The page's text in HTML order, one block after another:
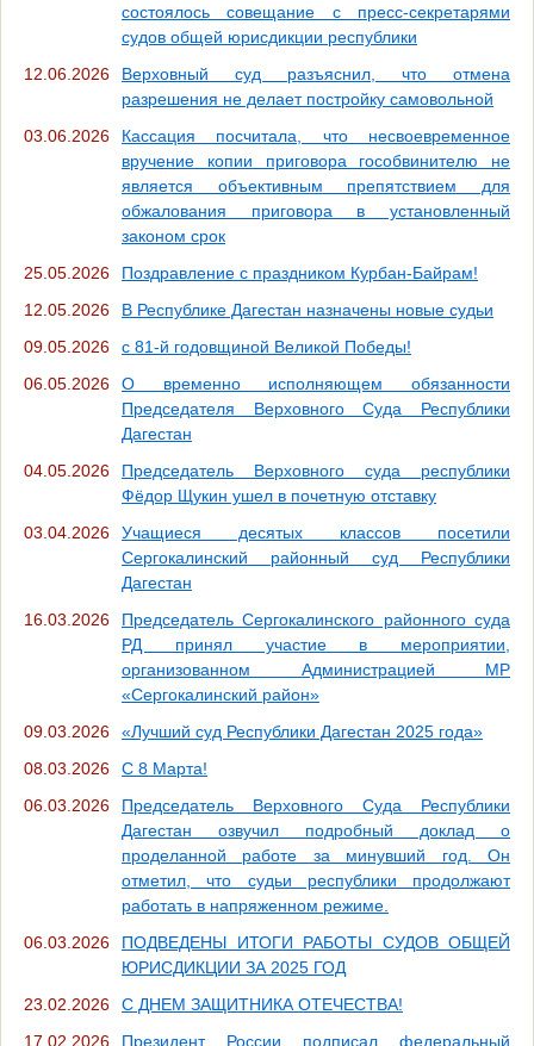
состоялось совещание с пресс-секретарями
судов общей юрисдикции республики
12.06.2026
Верховный суд разъяснил, что отмена
разрешения не делает постройку самовольной
03.06.2026
Кассация посчитала, что несвоевременное
вручение копии приговора гособвинителю не
является объективным препятствием для
обжалования приговора в установленный
законом срок
25.05.2026
Поздравление с праздником Курбан-Байрам!
12.05.2026
В Республике Дагестан назначены новые судьи
09.05.2026
с 81-й годовщиной Великой Победы!
06.05.2026
О временно исполняющем обязанности
Председателя Верховного Суда Республики
Дагестан
04.05.2026
Председатель Верховного суда республики
Фёдор Щукин ушел в почетную отставку
03.04.2026
Учащиеся десятых классов посетили
Сергокалинский районный суд Республики
Дагестан
16.03.2026
Председатель Сергокалинского районного суда
РД принял участие в мероприятии,
организованном Администрацией МР
«Сергокалинский район»
09.03.2026
«Лучший суд Республики Дагестан 2025 года»
08.03.2026
С 8 Марта!
06.03.2026
Председатель Верховного Суда Республики
Дагестан озвучил подробный доклад о
проделанной работе за минувший год. Он
отметил, что судьи республики продолжают
работать в напряженном режиме.
06.03.2026
ПОДВЕДЕНЫ ИТОГИ РАБОТЫ СУДОВ ОБЩЕЙ
ЮРИСДИКЦИИ ЗА 2025 ГОД
23.02.2026
С ДНЕМ ЗАЩИТНИКА ОТЕЧЕСТВА!
17.02.2026
Президент России подписал федеральный